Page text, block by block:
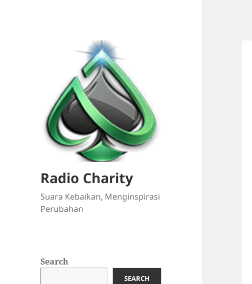
Radio Charity
Suara Kebaikan, Menginspirasi
Perubahan
Search
SEARCH